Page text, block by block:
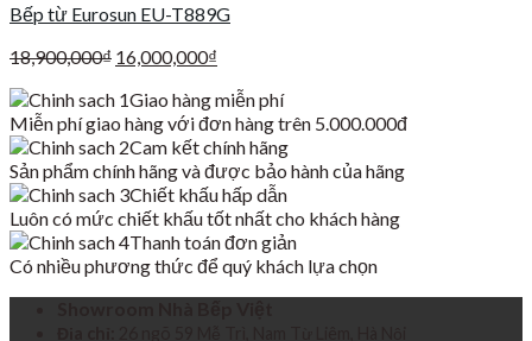
Bếp từ Eurosun EU-T889G
18,900,000₫ Giá
là:
18,900,000₫.
16,000,000₫
tại
là:
16,000,000₫.
Giao hàng miễn phí
Miễn phí giao hàng với đơn hàng trên 5.000.000đ
Cam kết chính hãng
Sản phẩm chính hãng và được bảo hành của hãng
Chiết khấu hấp dẫn
Luôn có mức chiết khấu tốt nhất cho khách hàng
Thanh toán đơn giản
Có nhiều phương thức để quý khách lựa chọn